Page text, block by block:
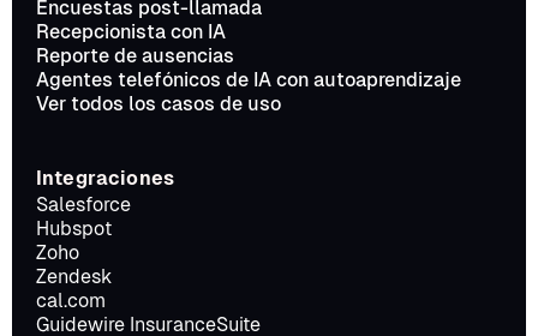
Encuestas post-llamada
Recepcionista con IA
Reporte de ausencias
Agentes telefónicos de IA con autoaprendizaje
Ver todos los casos de uso
Integraciones
Salesforce
Hubspot
Zoho
Zendesk
cal.com
Guidewire InsuranceSuite